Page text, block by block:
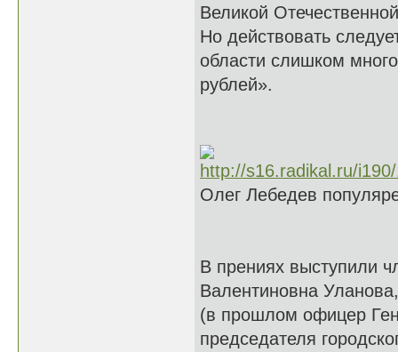
Великой
Но действовать
области слишком
рублей».
Олег Лебедев
В прениях выступили
Валентиновна
(в прошлом офицер
председателя